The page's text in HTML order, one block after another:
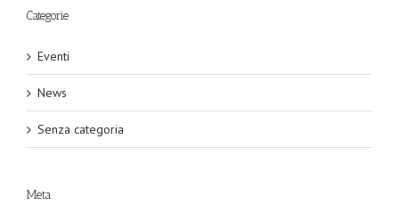
Categorie
Eventi
News
Senza categoria
Meta